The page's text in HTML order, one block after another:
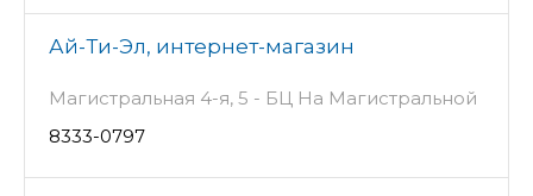
Ай-Ти-Эл, интернет-магазин
Магистральная 4-я, 5 - БЦ На Магистральной
8333-0797